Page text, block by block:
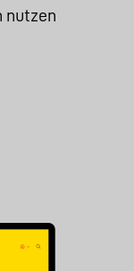
nutzen